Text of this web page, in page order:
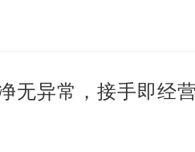
异常，接手即经